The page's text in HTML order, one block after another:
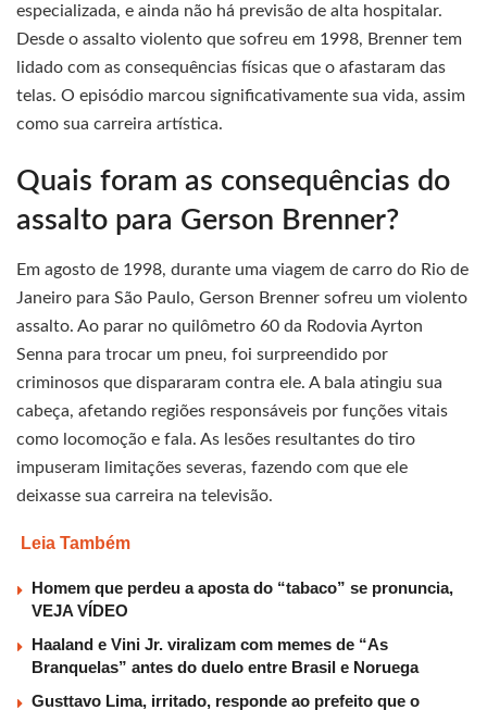
especializada, e ainda não há previsão de alta hospitalar.
Desde o assalto violento que sofreu em 1998, Brenner tem
lidado com as consequências físicas que o afastaram das
telas. O episódio marcou significativamente sua vida, assim
como sua carreira artística.
Quais foram as consequências do
assalto para Gerson Brenner?
Em agosto de 1998, durante uma viagem de carro do Rio de
Janeiro para São Paulo, Gerson Brenner sofreu um violento
assalto. Ao parar no quilômetro 60 da Rodovia Ayrton
Senna para trocar um pneu, foi surpreendido por
criminosos que dispararam contra ele. A bala atingiu sua
cabeça, afetando regiões responsáveis por funções vitais
como locomoção e fala. As lesões resultantes do tiro
impuseram limitações severas, fazendo com que ele
deixasse sua carreira na televisão.
Leia Também
Homem que perdeu a aposta do “tabaco” se pronuncia,
VEJA VÍDEO
Haaland e Vini Jr. viralizam com memes de “As
Branquelas” antes do duelo entre Brasil e Noruega
Gusttavo Lima, irritado, responde ao prefeito que o